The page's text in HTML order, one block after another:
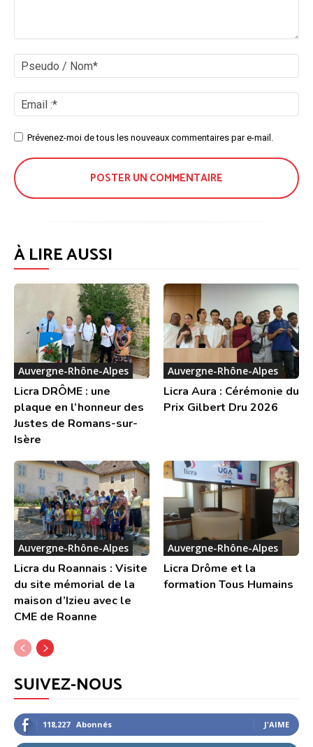
/
:*
SitePrévenez-moi de tous les nouveaux commentaires par e-mail.
À LIRE AUSSI
Auvergne-Rhône-Alpes
Licra DRÔME : une
plaque en l’honneur des
Justes de Romans-sur-
Isère
Auvergne-Rhône-Alpes
Licra Aura : Cérémonie du
Prix Gilbert Dru 2026
Auvergne-Rhône-Alpes
Licra du Roannais : Visite
du site mémorial de la
maison d’Izieu avec le
CME de Roanne
Auvergne-Rhône-Alpes
Licra Drôme et la
formation Tous Humains
SUIVEZ-NOUS
118,227 Abonnés J'AIME